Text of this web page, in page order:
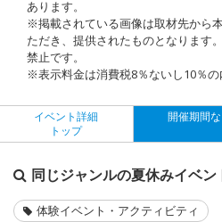
あります。
※掲載されている画像は取材先から
ただき、提供されたものとなります
禁止です。
※表示料金は消費税8％ないし10％の
イベント詳細
トップ
開催期間
同じジャンルの夏休みイベン
体験イベント・アクティビティ